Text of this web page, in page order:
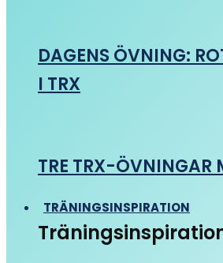
DAGENS ÖVNING:
I TRX
TRE TRX-ÖVNINGAR
TRÄNINGSINSPIRATION